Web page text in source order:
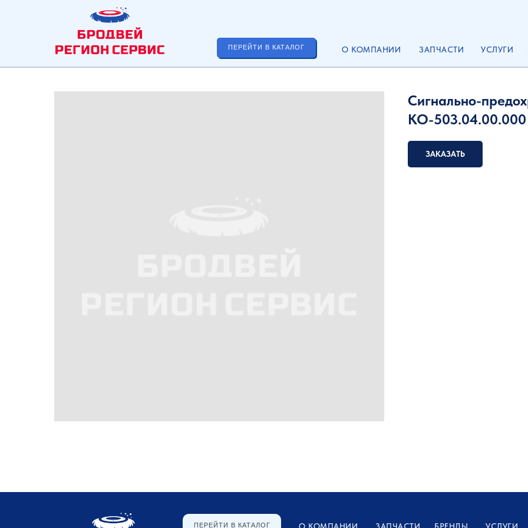
ПЕРЕЙТИ В КАТАЛОГ О КОМПАНИИ УСЛУГИ
ЗАПЧАСТИ
Сигнально-
КО-503.04.00.000
ЗАКАЗАТЬ
ПЕРЕЙТИ В КАТАЛОГ